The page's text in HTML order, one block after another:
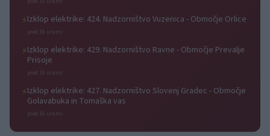
⚡Izklop elektrike: 424. Nadzorništvo Vuzenica - Območje Orlice
pred 16 urami
⚡Izklop elektrike: 429. Nadzorništvo Ravne - Območje Prevalje
Prisoje
pred 16 urami
⚡Izklop elektrike: 427. Nadzorništvo Slovenj Gradec - Območje
Golavabuka in Tomaška vas
pred 16 urami